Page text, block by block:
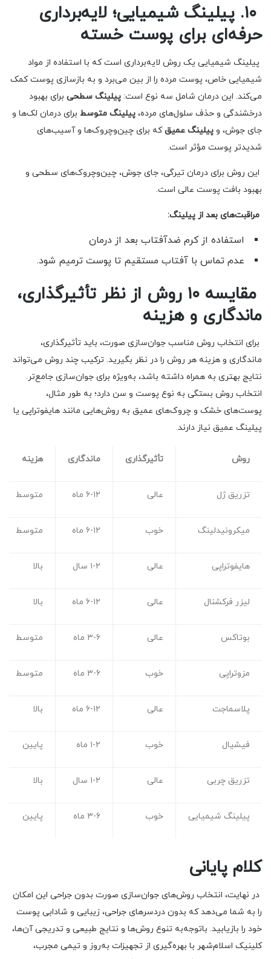
۱۰. پیلینگ شیمیایی؛ لایه‌برداری
حرفه‌ای برای پوست خسته
پیلینگ شیمیایی یک روش لایه‌برداری است که با استفاده از مواد
شیمیایی خاص، پوست مرده را از بین می‌برد و به بازسازی پوست کمک
می‌کند. این درمان شامل سه نوع است: پیلینگ سطحی برای بهبود
درخشندگی و حذف سلول‌های مرده، پیلینگ متوسط برای درمان لک‌ها و
جای جوش، و پیلینگ عمیقکه برای چین‌وچروک‌ها و آسیب‌های
شدیدتر پوست مؤثر است.
این روش برای درمان تیرگی، جای جوش، چین‌وچروک‌های سطحی و
بهبود بافت پوست عالی است.
مراقبت‌های بعد از پیلینگ:
استفاده از کرم ضدآفتاب بعد از درمان
عدم تماس با آفتاب مستقیم تا پوست ترمیم شود.
مقایسه ۱۰ روش از نظر تأثیرگذاری،
ماندگاری و هزینه
برای انتخاب روش مناسب جوان‌سازی صورت، باید تأثیرگذاری،
ماندگاری و هزینه هر روش را در نظر بگیرید. ترکیب چند روش می‌تواند
نتایج بهتری به همراه داشته باشد، به‌ویژه برای جوان‌سازی جامع‌تر.
انتخاب روش بستگی به نوع پوست و سن دارد؛ به طور مثال،
پوست‌های خشک و چروک‌های عمیق به روش‌هایی مانند هایفوتراپی یا
پیلینگ عمیق نیاز دارند.
روش تأثیرگذاری ماندگاری هزینه
تزریق ژل عالی ۶-۱۲ ماه متوسط
میکرونیدلینگ خوب ۶-۱۲ ماه متوسط
هایفوتراپی عالی ۱-۲ سال بالا
لیزر فرکشنال عالی ۶-۱۲ ماه بالا
بوتاکس عالی ۳-۶ ماه متوسط
مزوتراپی خوب ۳-۶ ماه متوسط
پلاسماجت عالی ۶-۱۲ ماه بالا
فیشیال خوب ۱-۲ ماه پایین
تزریق چربی عالی ۱-۲ سال بالا
پیلینگ شیمیایی خوب ۳-۶ ماه پایین
کلام پایانی
در نهایت، انتخاب روش‌های جوان‌سازی صورت بدون جراحی این امکان
را به شما می‌دهد که بدون دردسرهای جراحی، زیبایی و شادابی پوست
خود را بازیابید. باتوجه‌به تنوع روش‌ها و نتایج طبیعی و تدریجی آن‌ها،
کلینیک اسلام‌شهر با بهره‌گیری از تجهیزات به‌روز و تیمی مجرب،